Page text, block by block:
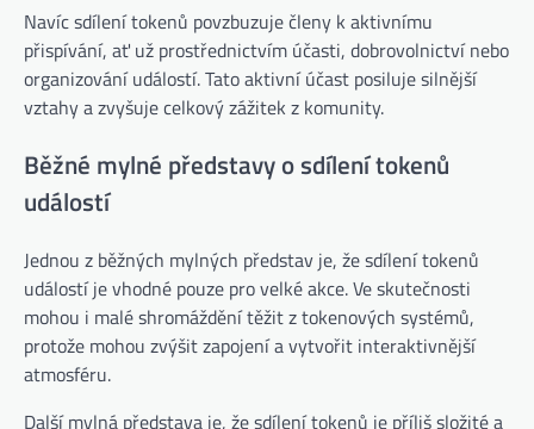
Navíc sdílení tokenů povzbuzuje členy k aktivnímu
přispívání, ať už prostřednictvím účasti, dobrovolnictví nebo
organizování událostí. Tato aktivní účast posiluje silnější
vztahy a zvyšuje celkový zážitek z komunity.
Běžné mylné představy o sdílení tokenů
událostí
Jednou z běžných mylných představ je, že sdílení tokenů
událostí je vhodné pouze pro velké akce. Ve skutečnosti
mohou i malé shromáždění těžit z tokenových systémů,
protože mohou zvýšit zapojení a vytvořit interaktivnější
atmosféru.
Další mylná představa je, že sdílení tokenů je příliš složité a